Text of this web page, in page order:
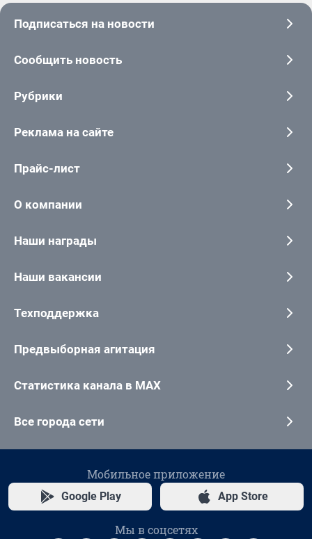
Подписаться на новости
Сообщить новость
Рубрики
Реклама на сайте
Прайс-лист
О компании
Наши награды
Наши вакансии
Техподдержка
Предвыборная агитация
Статистика канала в MAX
Все города сети
Мобильное приложение
Google Play App Store
Мы в соцсетях